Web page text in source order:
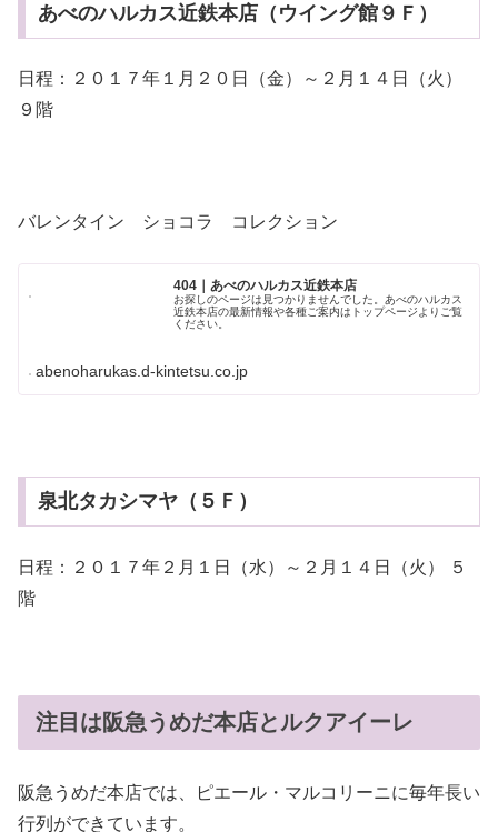
あべのハルカス近鉄本店（ウイング館９Ｆ）
日程：２０１７年１月２０日（金）～２月１４日（火）
９階
バレンタイン ショコラ コレクション
404｜あべのハルカス近鉄本店
お探しのページは見つかりませんでした。あべのハルカス
近鉄本店の最新情報や各種ご案内はトップページよりご覧
ください。
abenoharukas.d-kintetsu.co.jp
泉北タカシマヤ（５Ｆ）
日程：２０１７年２月１日（水）～２月１４日（火） ５
階
注目は阪急うめだ本店とルクアイーレ
阪急うめだ本店では、ピエール・マルコリーニに毎年長い
行列ができています。